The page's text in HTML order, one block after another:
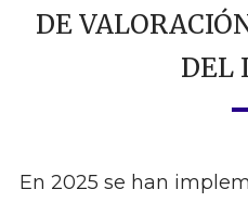
DE
DEL
En 2025 se han